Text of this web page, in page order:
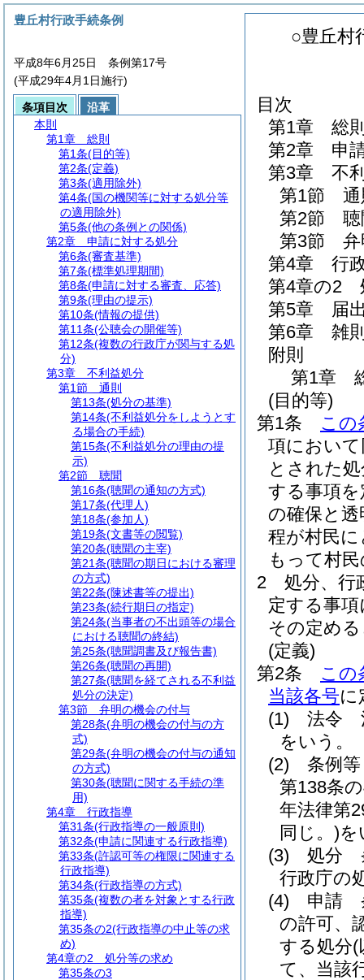
○豊丘村
目次
第1章
総
第2章
申
第3章
不
第1節
第2節
第3節
第4章
行
第4章の2
第5章
届
第6章
雑
附則
第1章
(目的等)
第1条
この
項におい
とされた
する事項
の確保と透
程が村民
もって村
2
処分、行
定する事
その定め
(定義)
第2条
この
当該各号に
(1)
法令
をいう。
(2)
条例
第138条
年法律第
同じ。)を
(3)
処分
行政庁の
(4)
申請
の許可、
する処分(
て、当該
豊丘村行政手続条例
平成8年6月25日 条例第17号
(平成29年4月1日施行)
条項目次
沿革
本則
第1章
総則
第1条(目的等)
第2条(定義)
第3条(適用除外)
第4条(国の機関等に対する処分等
の適用除外)
第5条(他の条例との関係)
第2章
申請に対する処分
第6条(審査基準)
第7条(標準処理期間)
第8条(申請に対する審査、応答)
第9条(理由の提示)
第10条(情報の提供)
第11条(公聴会の開催等)
第12条(複数の行政庁が関与する処
分)
第3章
不利益処分
第1節
通則
第13条(処分の基準)
第14条(不利益処分をしようとす
る場合の手続)
第15条(不利益処分の理由の提
示)
第2節
聴聞
第16条(聴聞の通知の方式)
第17条(代理人)
第18条(参加人)
第19条(文書等の閲覧)
第20条(聴聞の主宰)
第21条(聴聞の期日における審理
の方式)
第22条(陳述書等の提出)
第23条(続行期日の指定)
第24条(当事者の不出頭等の場合
における聴聞の終結)
第25条(聴聞調書及び報告書)
第26条(聴聞の再開)
第27条(聴聞を経てされる不利益
処分の決定)
第3節
弁明の機会の付与
第28条(弁明の機会の付与の方
式)
第29条(弁明の機会の付与の通知
の方式)
第30条(聴聞に関する手続の準
用)
第4章
行政指導
第31条(行政指導の一般原則)
第32条(申請に関連する行政指導)
第33条(許認可等の権限に関連する
行政指導)
第34条(行政指導の方式)
第35条(複数の者を対象とする行政
指導)
第35条の2(行政指導の中止等の求
め)
第4章の2
処分等の求め
第35条の3